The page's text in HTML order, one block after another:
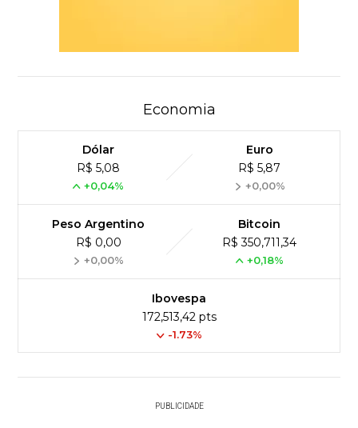
Economia
Dólar
R$ 5,08
+0,04%
Euro
R$ 5,87
+0,00%
Peso Argentino
R$ 0,00
+0,00%
Bitcoin
R$ 350,711,34
+0,18%
Ibovespa
172,513,42 pts
-1.73%
PUBLICIDADE